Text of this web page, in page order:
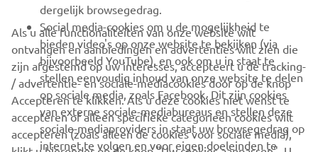
ABONNEREN
Lees ons privacybeleid om te leren hoe we uw persoonlijke
gegevens verwerken: Privacyverklaring
Netherlands (Dutch)
Social media-cookies om u de mogelijkheid te
bieden video's op onze website te bekijken (via
bijvoorbeeld YouTube), en ook om u in staat te
stellen eenvoudig inhoud van onze website te delen
op sociale media, zoals Facebook. Dit zijn cookies
van externe sociale-mediabureaus en stellen deze
sociale-mediaproviders in staat uw browsegedrag op
internet te volgen en voor eigen doeleinden te
gebruiken.
Als u alle functionaliteiten van onze website wilt
ontvangen en aanbiedingen en advertenties wilt zien die
zijn afgestemd op uw interesses, accepteert u de tracking-
/ advertentie- en sociale-mediacookies door op de knop
Accepteren te klikken. Als u deze cookies niet wenst te
accepteren of alleen specifieke categorieën cookies wilt
accepteren (zoals alleen de cookies voor sociale media),
klikt u hieronder op de knop "Uw cookies aanpassen". U